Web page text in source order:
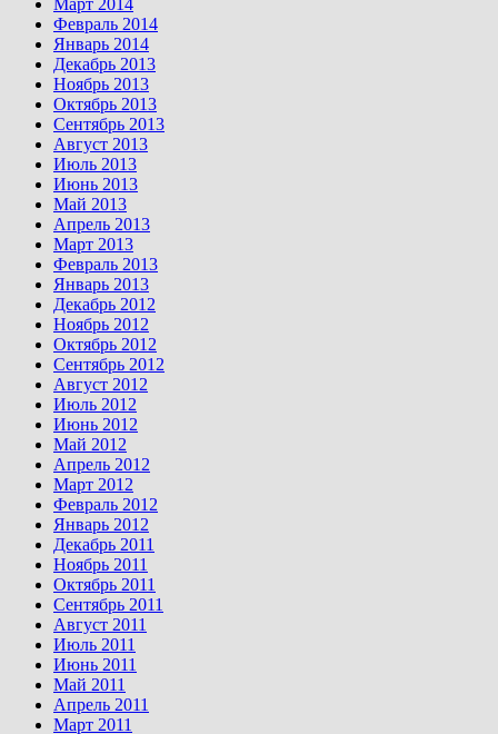
Март 2014
Февраль 2014
Январь 2014
Декабрь 2013
Ноябрь 2013
Октябрь 2013
Сентябрь 2013
Август 2013
Июль 2013
Июнь 2013
Май 2013
Апрель 2013
Март 2013
Февраль 2013
Январь 2013
Декабрь 2012
Ноябрь 2012
Октябрь 2012
Сентябрь 2012
Август 2012
Июль 2012
Июнь 2012
Май 2012
Апрель 2012
Март 2012
Февраль 2012
Январь 2012
Декабрь 2011
Ноябрь 2011
Октябрь 2011
Сентябрь 2011
Август 2011
Июль 2011
Июнь 2011
Май 2011
Апрель 2011
Март 2011